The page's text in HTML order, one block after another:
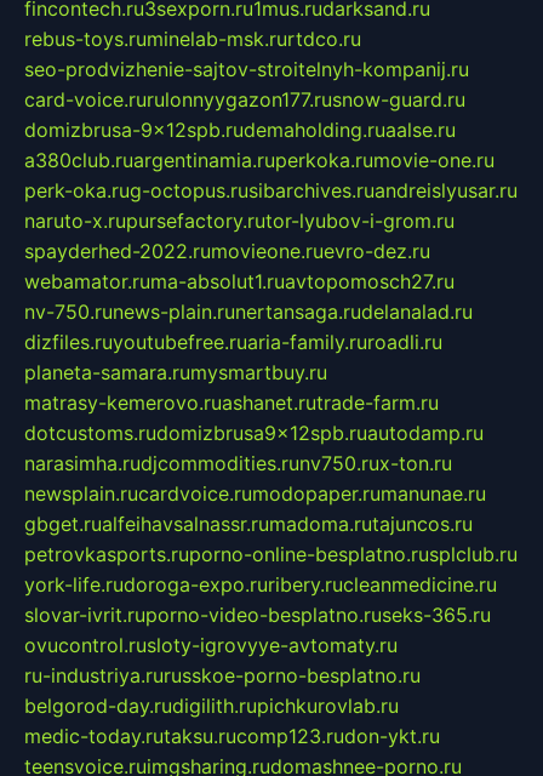
fincontech.ru3sexporn.ru1mus.rudarksand.ru
rebus-toys.ruminelab-msk.rurtdco.ru
seo-prodvizhenie-sajtov-stroitelnyh-kompanij.ru
card-voice.rurulonnyygazon177.rusnow-guard.ru
domizbrusa-9x12spb.rudemaholding.ruaalse.ru
a380club.ruargentinamia.ruperkoka.rumovie-one.ru
perk-oka.rug-octopus.rusibarchives.ruandreislyusar.ru
naruto-x.rupursefactory.rutor-lyubov-i-grom.ru
spayderhed-2022.rumovieone.ruevro-dez.ru
webamator.ruma-absolut1.ruavtopomosch27.ru
nv-750.runews-plain.runertansaga.rudelanalad.ru
dizfiles.ruyoutubefree.ruaria-family.ruroadli.ru
planeta-samara.rumysmartbuy.ru
matrasy-kemerovo.ruashanet.rutrade-farm.ru
dotcustoms.rudomizbrusa9x12spb.ruautodamp.ru
narasimha.rudjcommodities.runv750.rux-ton.ru
newsplain.rucardvoice.rumodopaper.rumanunae.ru
gbget.rualfeihavsalnassr.rumadoma.rutajuncos.ru
petrovkasports.ruporno-online-besplatno.rusplclub.ru
york-life.rudoroga-expo.ruribery.rucleanmedicine.ru
slovar-ivrit.ruporno-video-besplatno.ruseks-365.ru
ovucontrol.rusloty-igrovyye-avtomaty.ru
ru-industriya.rurusskoe-porno-besplatno.ru
belgorod-day.rudigilith.rupichkurovlab.ru
medic-today.rutaksu.rucomp123.rudon-ykt.ru
teensvoice.ruimgsharing.rudomashnee-porno.ru